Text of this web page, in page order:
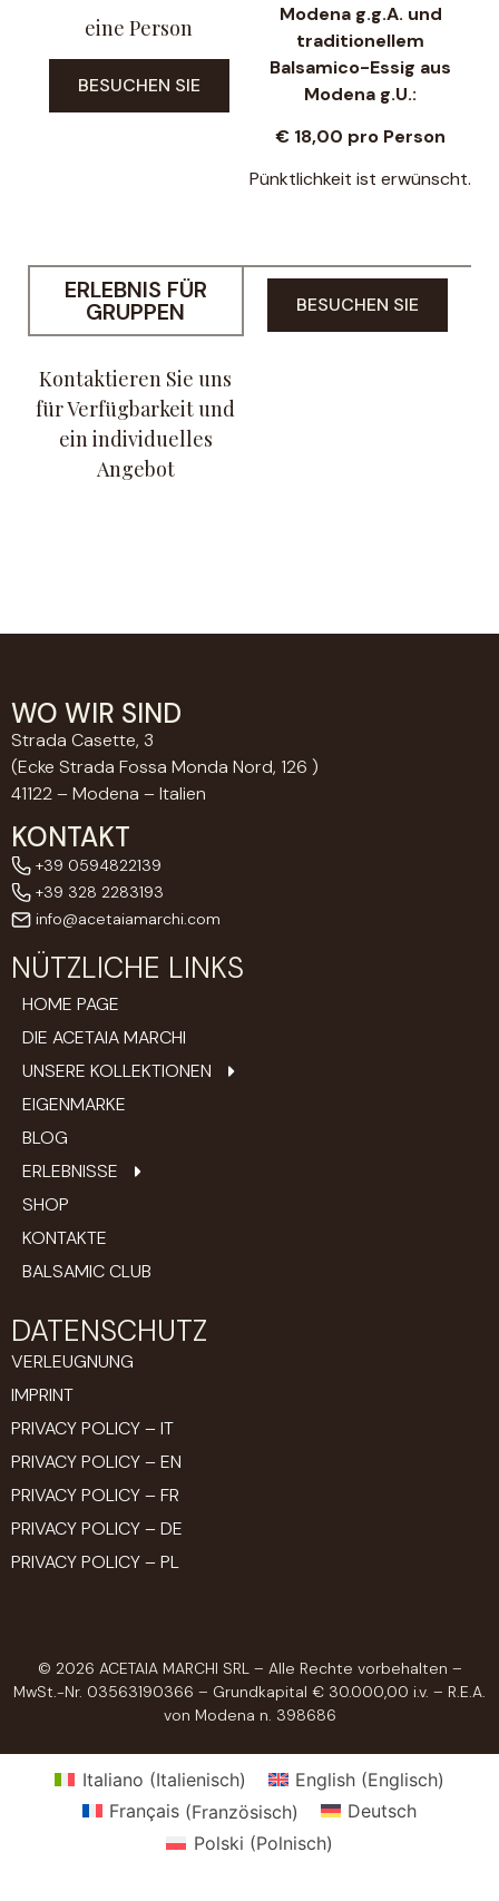
eine Person
BESUCHEN SIE
Modena g.g.A. und
traditionellem
Balsamico-Essig aus
Modena g.U.:
€ 18,00 pro Person
Pünktlichkeit ist erwünscht.
ERLEBNIS FÜR
GRUPPEN
Kontaktieren Sie uns
für Verfügbarkeit und
ein individuelles
Angebot
BESUCHEN SIE
WO WIR SIND
Strada Casette, 3
(Ecke Strada Fossa Monda Nord, 126 )
41122 – Modena – Italien
KONTAKT
+39 0594822139
+39 328 2283193
info@acetaiamarchi.com
NÜTZLICHE LINKS
HOME PAGE
DIE ACETAIA MARCHI
UNSERE KOLLEKTIONEN
EIGENMARKE
BLOG
ERLEBNISSE
SHOP
KONTAKTE
BALSAMIC CLUB
DATENSCHUTZ
VERLEUGNUNG
IMPRINT
PRIVACY POLICY – IT
PRIVACY POLICY – EN
PRIVACY POLICY – FR
PRIVACY POLICY – DE
PRIVACY POLICY – PL
© 2026 ACETAIA MARCHI SRL – Alle Rechte vorbehalten –
MwSt.-Nr. 03563190366 – Grundkapital € 30.000,00 i.v. – R.E.A.
von Modena n. 398686
Italiano (Italienisch) English(Englisch)
Français (Französisch)
Deutsch
Polski (Polnisch)